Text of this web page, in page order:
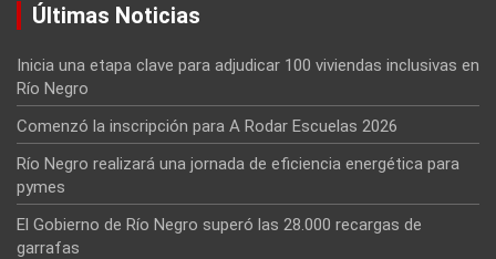
Últimas Noticias
Inicia una etapa clave para adjudicar 100 viviendas inclusivas en
Río Negro
Comenzó la inscripción para A Rodar Escuelas 2026
Río Negro realizará una jornada de eficiencia energética para
pymes
El Gobierno de Río Negro superó las 28.000 recargas de
garrafas